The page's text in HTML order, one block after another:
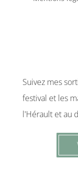
Suivez mes
festival et les
l'Hérault et au